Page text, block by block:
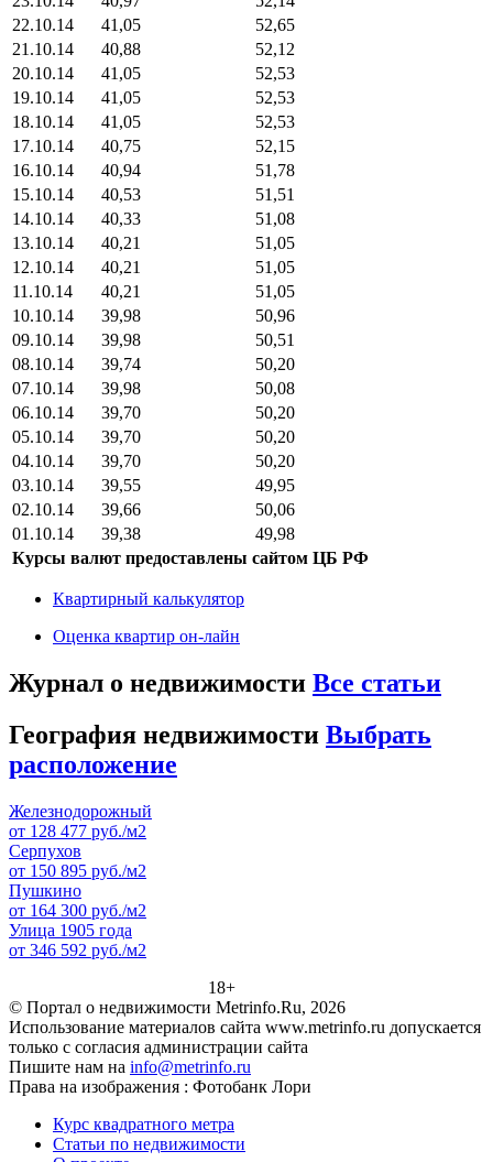
22.10.14
41,05
52,65
21.10.14
40,88
52,12
20.10.14
41,05
52,53
19.10.14
41,05
52,53
18.10.14
41,05
52,53
17.10.14
40,75
52,15
16.10.14
40,94
51,78
15.10.14
40,53
51,51
14.10.14
40,33
51,08
13.10.14
40,21
51,05
12.10.14
40,21
51,05
11.10.14
40,21
51,05
10.10.14
39,98
50,96
09.10.14
39,98
50,51
08.10.14
39,74
50,20
07.10.14
39,98
50,08
06.10.14
39,70
50,20
05.10.14
39,70
50,20
04.10.14
39,70
50,20
03.10.14
39,55
49,95
02.10.14
39,66
50,06
01.10.14
39,38
49,98
Курсы валют предоставлены сайтом ЦБ РФ
Квартирный калькулятор
Оценка квартир он-лайн
Журнал о недвижимости Все статьи
География недвижимости Выбрать
расположение
Железнодорожный
от 128 477 руб./м2
Серпухов
от 150 895 руб./м2
Пушкино
от 164 300 руб./м2
Улица 1905 года
от 346 592 руб./м2
18+
© Портал о недвижимости Metrinfo.Ru, 2026
Использование материалов сайта www.metrinfo.ru допускается
только с согласия администрации сайта
Пишите нам на info@metrinfo.ru
Права на изображения : Фотобанк Лори
Курс квадратного метра
Статьи по недвижимости